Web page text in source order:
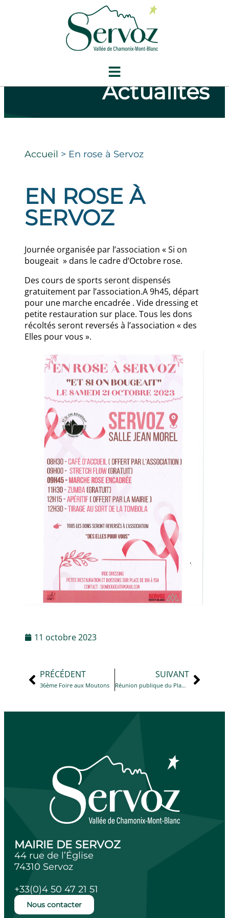
Actualités
Accueil > En rose à Servoz
EN ROSE À
SERVOZ
Journée organisée par l’association « Si on
bougeait » dans le cadre d’Octobre rose.
Des cours de sports seront dispensés
gratuitement par l’association.A 9h45, départ
pour une marche encadrée . Vide dressing et
petite restauration sur place. Tous les dons
récoltés seront reversés à l’association « des
Elles pour vous ».
11 octobre 2023
PRÉCÉDENT
36ème Foire aux Moutons
SUIVANT
Réunion publique du Plan de Protection de l’Atmosphère à Cluses
MAIRIE DE SERVOZ
44 rue de l’Église
74310 Servoz
+33(0)4 50 47 21 51
Nous contacter